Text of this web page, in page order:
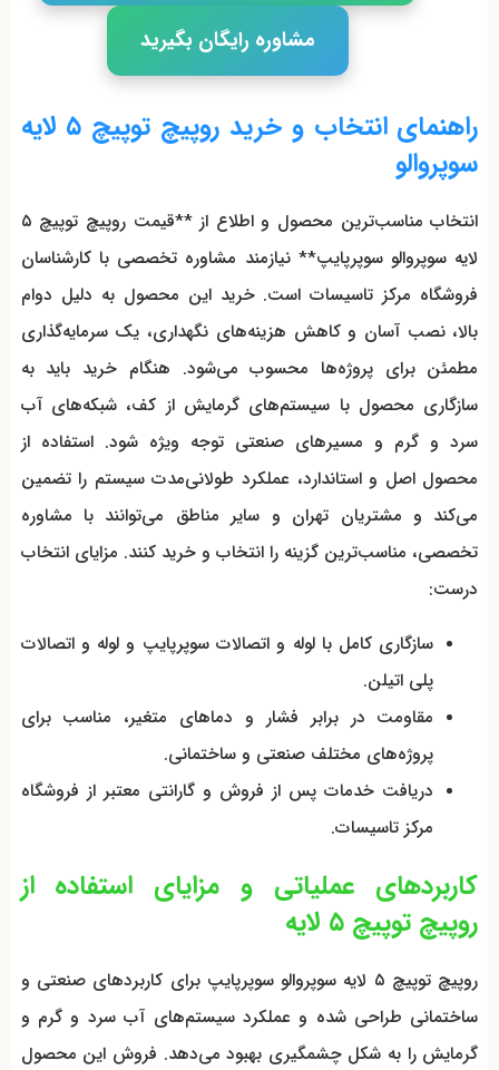
مشاوره رایگان بگیرید
راهنمای انتخاب و خرید روپیچ توپیچ ۵ لایه
سوپروالو
انتخاب مناسب‌ترین محصول و اطلاع از **قیمت روپیچ توپیچ ۵
لایه سوپروالو سوپرپایپ** نیازمند مشاوره تخصصی با کارشناسان
فروشگاه مرکز تاسیسات است. خرید این محصول به دلیل دوام
بالا، نصب آسان و کاهش هزینه‌های نگهداری، یک سرمایه‌گذاری
مطمئن برای پروژه‌ها محسوب می‌شود. هنگام خرید باید به
سازگاری محصول با سیستم‌های گرمایش از کف، شبکه‌های آب
سرد و گرم و مسیرهای صنعتی توجه ویژه شود. استفاده از
محصول اصل و استاندارد، عملکرد طولانی‌مدت سیستم را تضمین
می‌کند و مشتریان تهران و سایر مناطق می‌توانند با مشاوره
تخصصی، مناسب‌ترین گزینه را انتخاب و خرید کنند. مزایای انتخاب
درست:
سازگاری کامل با لوله و اتصالات سوپرپایپ و لوله و اتصالات
پلی اتیلن.
مقاومت در برابر فشار و دماهای متغیر، مناسب برای
پروژه‌های مختلف صنعتی و ساختمانی.
دریافت خدمات پس از فروش و گارانتی معتبر از فروشگاه
مرکز تاسیسات.
کاربردهای عملیاتی و مزایای استفاده از
روپیچ توپیچ ۵ لایه
روپیچ توپیچ ۵ لایه سوپروالو سوپرپایپ برای کاربردهای صنعتی و
ساختمانی طراحی شده و عملکرد سیستم‌های آب سرد و گرم و
گرمایش را به شکل چشمگیری بهبود می‌دهد. فروش این محصول